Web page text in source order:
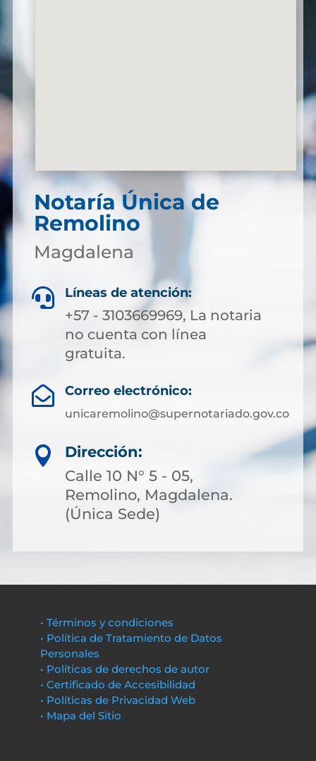
Notaría Única de
Remolino
Magdalena
 Líneas de atención:
+57 - 3103669969, La notaria
no cuenta con línea
gratuita.
 Correo electrónico:
unicaremolino@supernotariado.gov.co

Dirección:
Calle 10 N° 5 - 05,
Remolino, Magdalena.
(Única Sede)
• Términos y condiciones
• Política de Tratamiento de Datos
Personales
• Políticas de derechos de autor
• Certificado de Accesibilidad
• Políticas de Privacidad Web
• Mapa del Sitio